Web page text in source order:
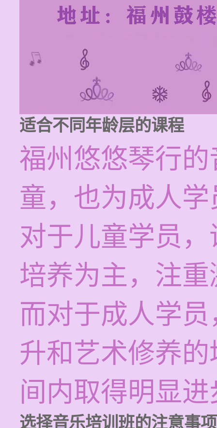
适合不同年龄层的课程
福州悠悠琴行
童，也为成人
对于儿童学员
培养为主，注
而对于成人学
升和艺术修养
间内取得明显进
选择音乐培训班的注意事项